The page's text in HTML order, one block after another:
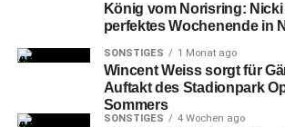
König vom Norisring:
perfektes Wochenende in
SONSTIGES 1 Monat ago
Wincent Weiss sorgt für
Auftakt des Stadionpark
Sommers
SONSTIGES 4 Wochen ago